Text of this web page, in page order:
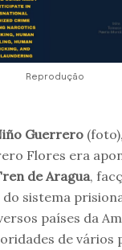
Reprodução
Guerrero
Flores era
de Aragua,
sistema
países da
de vários